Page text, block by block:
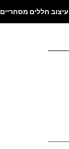
עיצוב חללים מסחריים